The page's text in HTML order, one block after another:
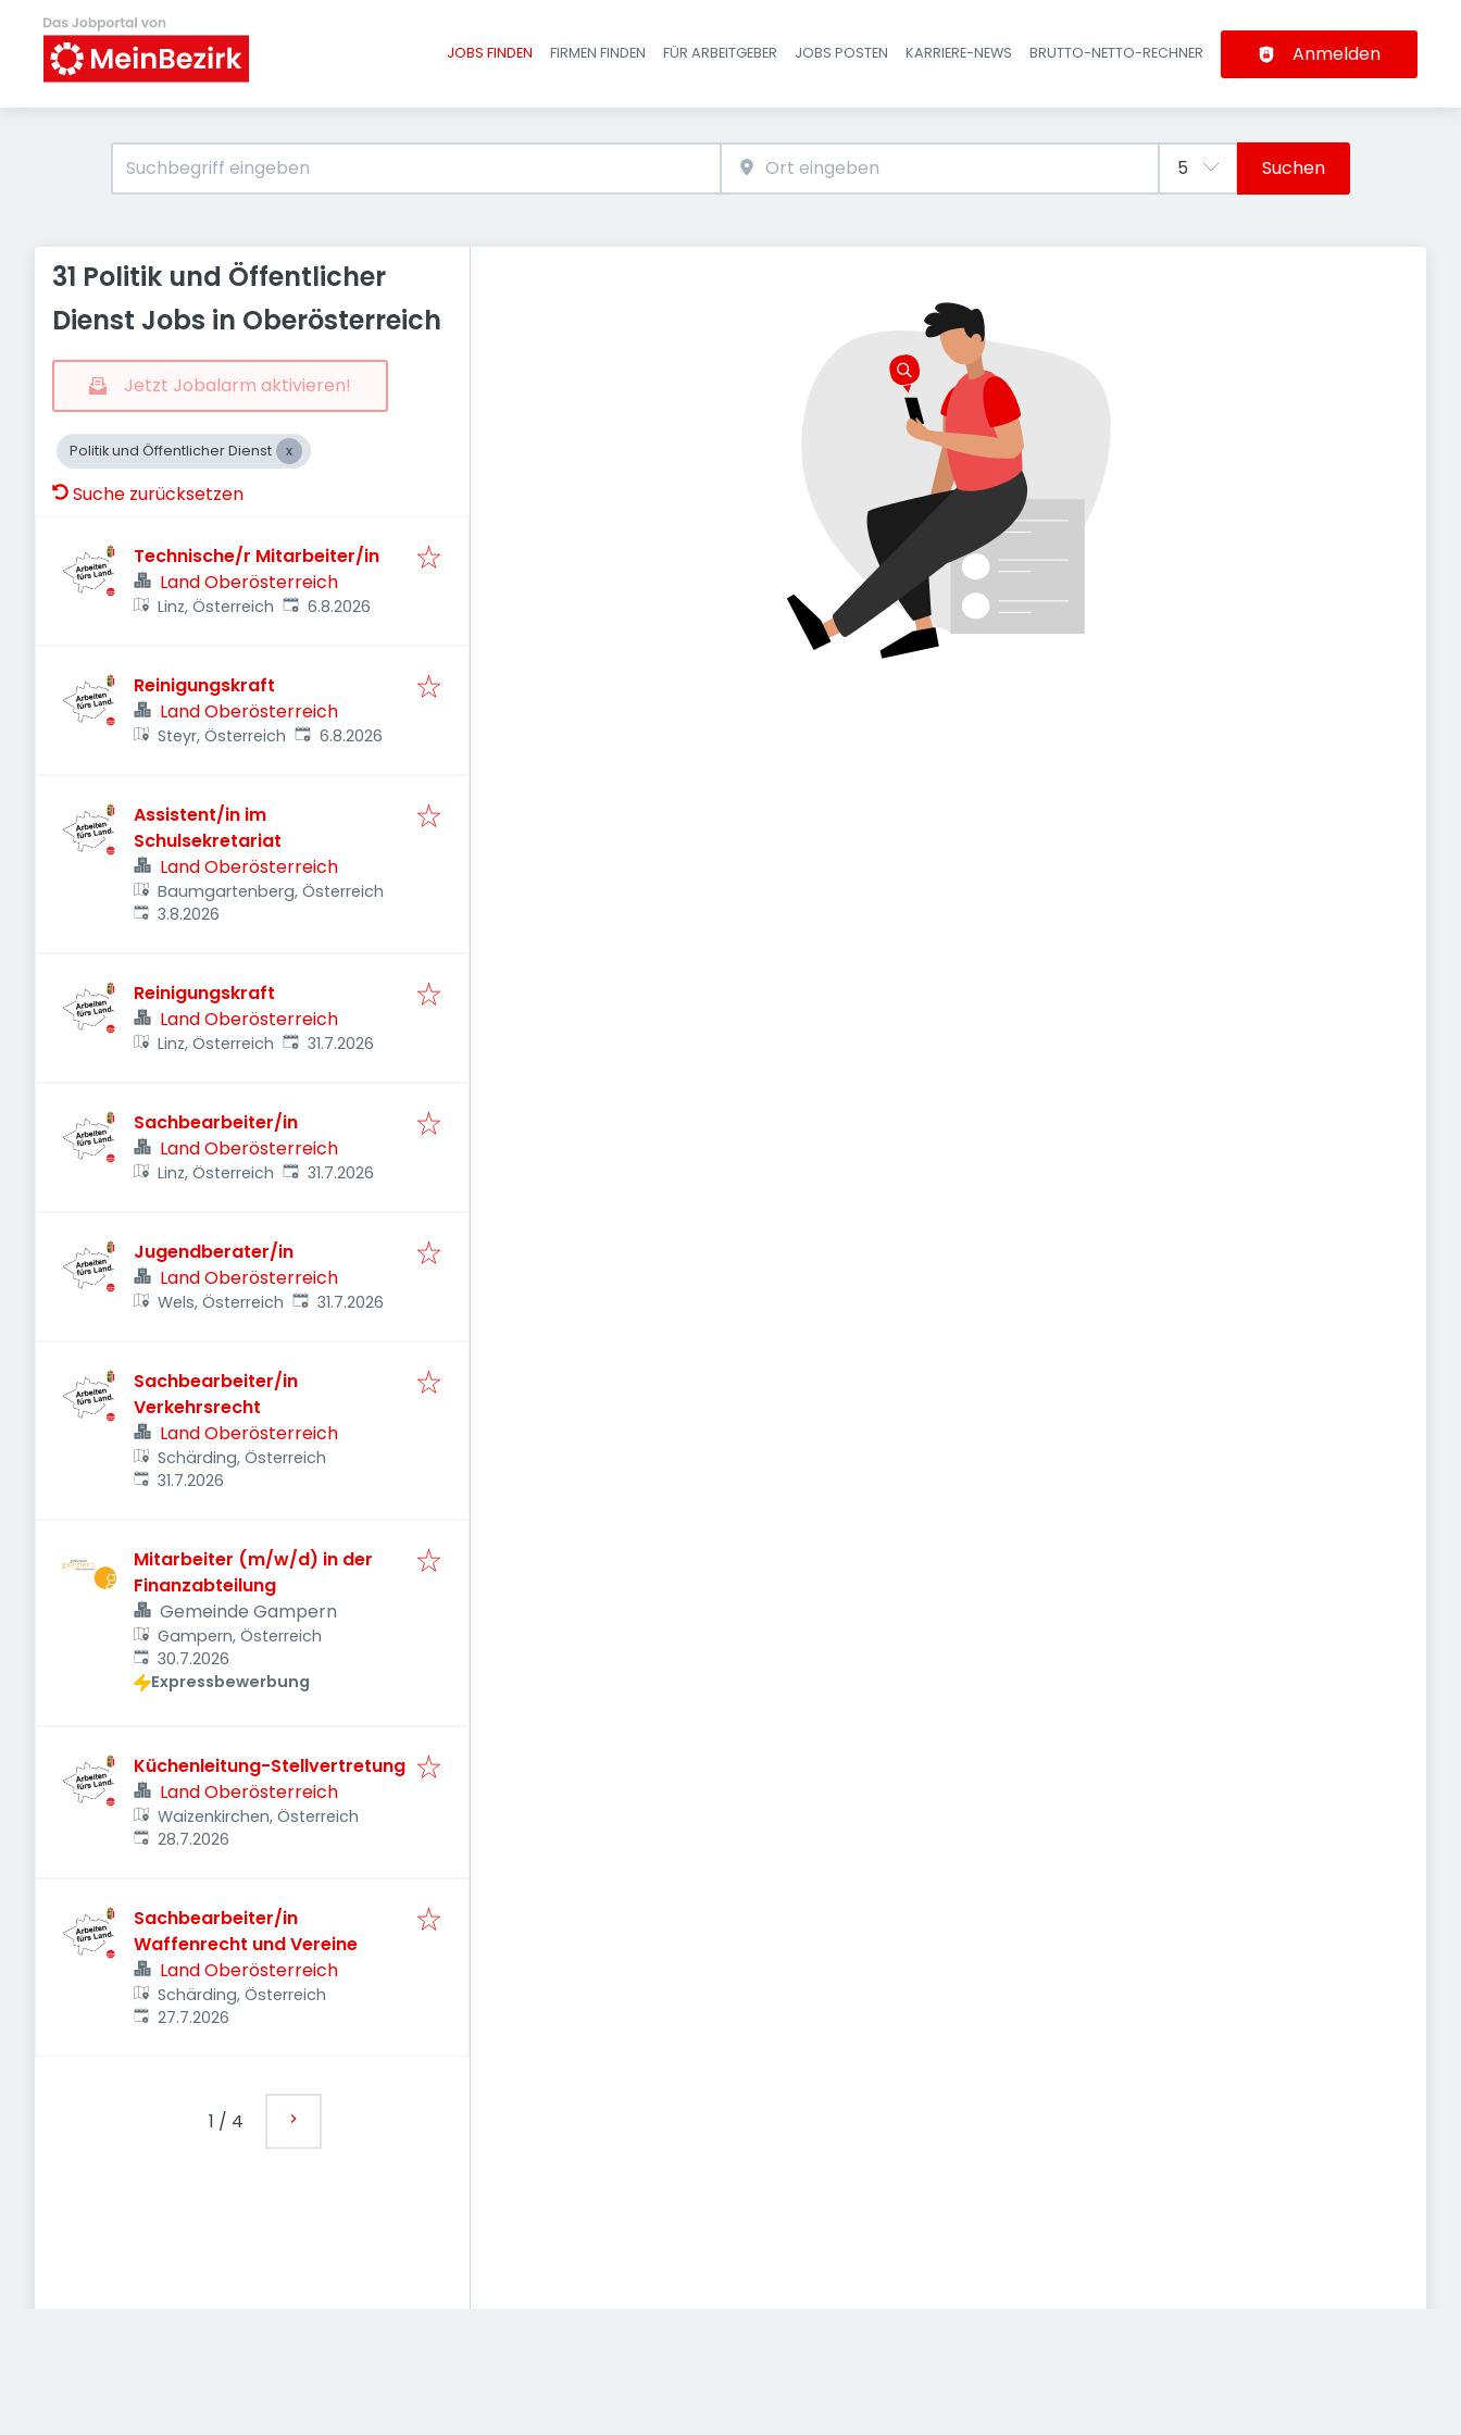
Haupt-Navigation
JOBS FINDEN FIRMEN FINDEN FÜR ARBEITGEBER JOBS POSTEN KARRIERE-NEWS BRUTTO-NETTO-RECHNER Anmelden
Suchen
31 Politik und Öffentlicher
Dienst Jobs in Oberösterreich
Jetzt Jobalarm aktivieren!
Politik und Öffentlicher Dienst
Suche zurücksetzen
Technische/r Mitarbeiter/in
Land Oberösterreich
Linz, Österreich Veröffentlicht
6.8.2026
Reinigungskraft
Land Oberösterreich
Steyr, Österreich Veröffentlicht
6.8.2026
Assistent/in im
Schulsekretariat
Land Oberösterreich
Baumgartenberg, Österreich
Veröffentlicht
3.8.2026
Reinigungskraft
Land Oberösterreich
Linz, Österreich Veröffentlicht
31.7.2026
Sachbearbeiter/in
Land Oberösterreich
Linz, Österreich Veröffentlicht
31.7.2026
Jugendberater/in
Land Oberösterreich
Wels, Österreich Veröffentlicht
31.7.2026
Sachbearbeiter/in
Verkehrsrecht
Land Oberösterreich
Schärding, Österreich
Veröffentlicht
31.7.2026
Mitarbeiter (m/w/d) in der
Finanzabteilung
Gemeinde Gampern
Gampern, Österreich
Veröffentlicht
30.7.2026
Expressbewerbung
Küchenleitung-Stellvertretung
Land Oberösterreich
Waizenkirchen, Österreich
Veröffentlicht
28.7.2026
Sachbearbeiter/in
Waffenrecht und Vereine
Land Oberösterreich
Schärding, Österreich
Veröffentlicht
27.7.2026
1 / 4